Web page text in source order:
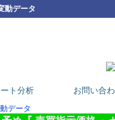
動データ
ト分析 お問い合